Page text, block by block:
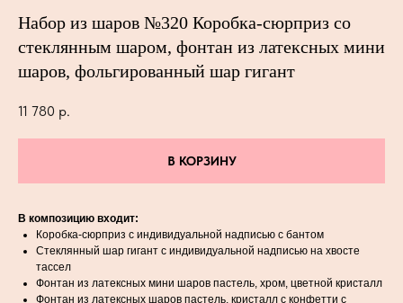
Набор из шаров №320 Коробка-сюрприз со
стеклянным шаром, фонтан из латексных мини
шаров, фольгированный шар гигант
11 780 р.
В КОРЗИНУ
В композицию входит:
Коробка-сюрприз с индивидуальной надписью с бантом
Стеклянный шар гигант с индивидуальной надписью на хвосте
тассел
Фонтан из латексных мини шаров пастель, хром, цветной кристалл
Фонтан из латексных шаров пастель, кристалл с конфетти с